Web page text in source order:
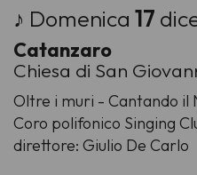
♪ Domenica 17
Catanzaro
Chiesa di San
Oltre i muri - Cantando il
Coro polifonico Singing
direttore: Giulio De Carlo